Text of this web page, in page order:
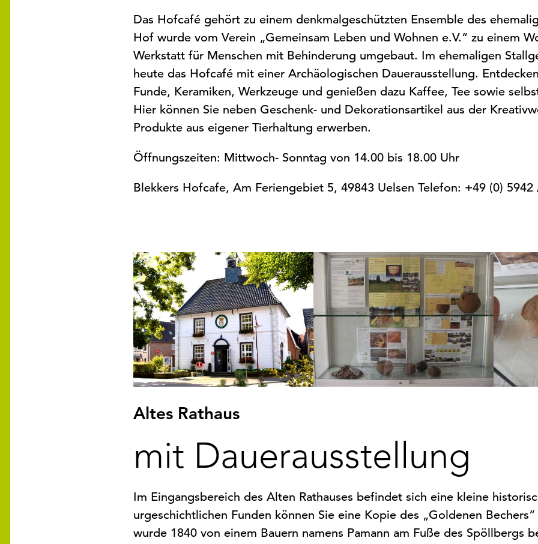
Das Hofcafé gehört zu einem denkmalgeschützten Ensemble des
Hof wurde vom Verein „Gemeinsam Leben und Wohnen e.V.“ zu einem
Werkstatt für Menschen mit Behinderung umgebaut. Im ehemaligen
heute das Hofcafé mit einer Archäologischen Dauerausstellung.
Funde, Keramiken, Werkzeuge und genießen dazu Kaffee, Tee sowie
Hier können Sie neben Geschenk- und Dekorationsartikel aus der
Produkte aus eigener Tierhaltung erwerben.
Öffnungszeiten: Mittwoch- Sonntag von 14.00 bis 18.00 Uhr
Blekkers Hofcafe, Am Feriengebiet 5, 49843 Uelsen Telefon: +49 (0)
Altes Rathaus
mit Dauerausstellung
Im Eingangsbereich des Alten Rathauses befindet sich eine kleine
urgeschichtlichen Funden können Sie eine Kopie des „Goldenen
wurde 1840 von einem Bauern namens Pamann am Fuße des Spöllbergs